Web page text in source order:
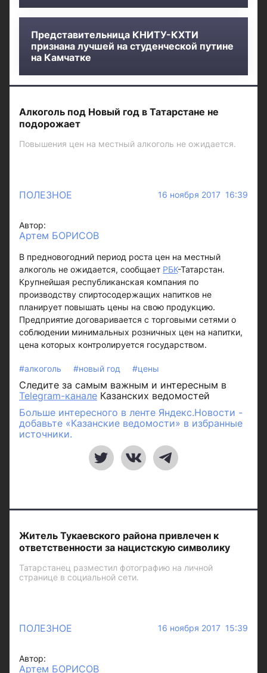
Представительница КНИТУ-КХТИ
признана лучшей на студенческой путине
на Камчатке
Алкоголь под Новый год в Татарстане не
подорожает
Повышения цен на местный алкоголь не ожидается.
ПОЛЕЗНОЕ 16 ноября 2017 16:39
Автор:
Артем БОРИСОВ
В предновогодний период роста цен на местный
алкоголь не ожидается, сообщает РБК-Татарстан.
Крупнейшая республиканская компания по
производству спиртосодержащих напитков не
планирует повышать цены на свою продукцию.
Предприятие договаривается с торговыми сетями о
соблюдении минимальных розничных цен на напитки,
цена которых контролируется государством.
#алкоголь #новый год #цены
Следите за самым важным и интересным в
Telegram-канале Казанских ведомостей
Больше интересного в ленте Яндекс.Новости -
добавьте «Казанские ведомости» в избранные
источники.
Житель Тукаевского района привлечен к
ответственности за нацистскую символику
Татарстанец разместил фотографию на личной
странице в социальной сети.
ПОЛЕЗНОЕ 16 ноября 2017 15:39
Автор:
Артем БОРИСОВ